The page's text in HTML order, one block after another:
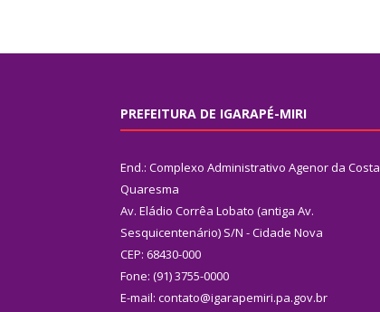
PREFEITURA DE IGARAPÉ-MIRI
End.: Complexo Administrativo Agenor da Costa
Quaresma
Av. Eládio Corrêa Lobato (antiga Av.
Sesquicentenário) S/N - Cidade Nova
CEP: 68430-000
Fone: (91) 3755-0000
E-mail: contato@igarapemiri.pa.gov.br